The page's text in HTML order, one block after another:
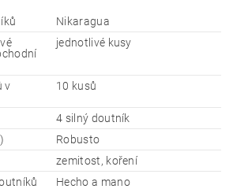
Nikaragua
jednotlivé kusy
v
10 kusů
4 silný doutník
Robusto
zemitost, koření
Hecho a mano